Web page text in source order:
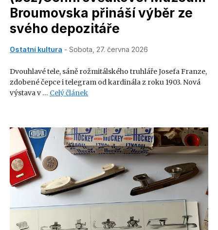
Broumovska přináší výběr ze
svého depozitáře
Ostatní kultura - Sobota, 27. června 2026
Dvouhlavé tele, sáně rožmitálského truhláře Josefa Franze,
zdobené čepce i telegram od kardinála z roku 1903. Nová
výstava v … Celý článek